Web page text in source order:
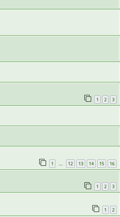
1 2 3
1 … 12 13 14 15 16
1 2 3
1 2